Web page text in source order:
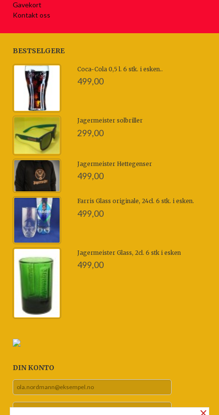
Gavekort
Kontakt oss
BESTSELGERE
Coca-Cola 0,5 l. 6 stk. i esken..
499,00
Jagermeister solbriller
299,00
Jagermeister Hettegenser
499,00
Farris Glass originale, 24cl. 6 stk. i esken.
499,00
Jagermeister Glass, 2cl. 6 stk i esken
499,00
DIN KONTO